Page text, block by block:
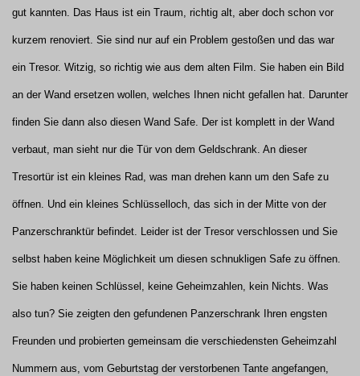
gut kannten. Das Haus ist ein Traum, richtig alt, aber doch schon vor
kurzem renoviert. Sie sind nur auf ein Problem gestoßen und das war
ein Tresor. Witzig, so richtig wie aus dem alten Film. Sie haben ein Bild
an der Wand ersetzen wollen, welches Ihnen nicht gefallen hat. Darunter
finden Sie dann also diesen Wand Safe. Der ist komplett in der Wand
verbaut, man sieht nur die Tür von dem Geldschrank. An dieser
Tresortür ist ein kleines Rad, was man drehen kann um den Safe zu
öffnen. Und ein kleines Schlüsselloch, das sich in der Mitte von der
Panzerschranktür befindet. Leider ist der Tresor verschlossen und Sie
selbst haben keine Möglichkeit um diesen schnukligen Safe zu öffnen.
Sie haben keinen Schlüssel, keine Geheimzahlen, kein Nichts. Was
also tun? Sie zeigten den gefundenen Panzerschrank Ihren engsten
Freunden und probierten gemeinsam die verschiedensten Geheimzahl
Nummern aus, vom Geburtstag der verstorbenen Tante angefangen,